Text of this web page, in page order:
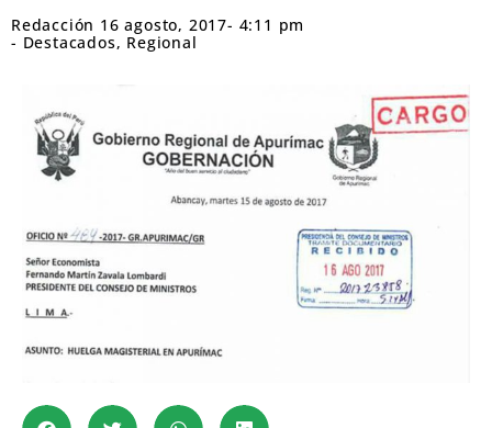
Redacción 16 agosto, 2017- 4:11 pm
- Destacados, Regional